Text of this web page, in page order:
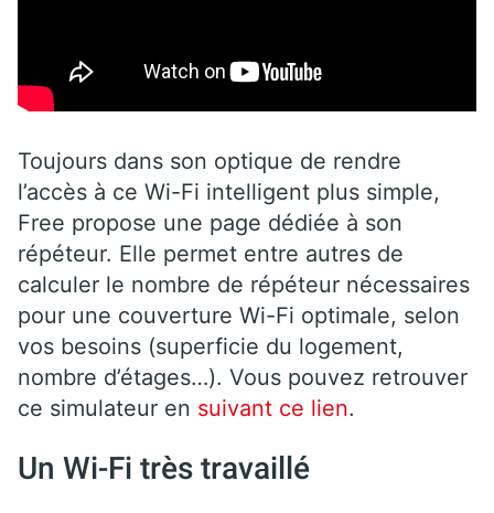
Toujours dans son optique de rendre
l’accès à ce Wi-Fi intelligent plus simple,
Free propose une page dédiée à son
répéteur. Elle permet entre autres de
calculer le nombre de répéteur nécessaires
pour une couverture Wi-Fi optimale, selon
vos besoins (superficie du logement,
nombre d’étages…). Vous pouvez retrouver
ce simulateur en suivant ce lien.
Un Wi-Fi très travaillé